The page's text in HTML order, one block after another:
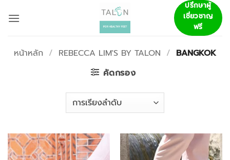
ปรึกษาผู้
เชี่ยวชาญ
ฟรี
หน้าหลัก / REBECCA LIM'S BY TALON / BANGKOK
คัดกรอง